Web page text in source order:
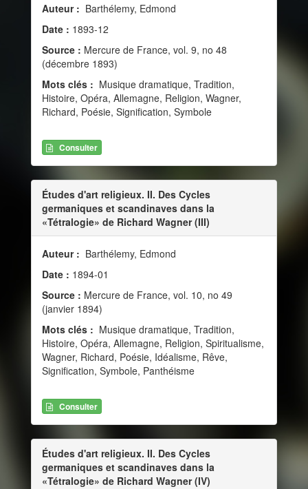
Auteur : Barthélemy, Edmond
Date : 1893-12
Source : Mercure de France, vol. 9, no 48
(décembre 1893)
Mots clés : Musique dramatique, Tradition,
Histoire, Opéra, Allemagne, Religion, Wagner,
Richard, Poésie, Signification, Symbole
Consulter
Études d'art religieux. II. Des Cycles
germaniques et scandinaves dans la
«Tétralogie» de Richard Wagner (III)
Auteur : Barthélemy, Edmond
Date : 1894-01
Source : Mercure de France, vol. 10, no 49
(janvier 1894)
Mots clés : Musique dramatique, Tradition,
Histoire, Opéra, Allemagne, Religion, Spiritualisme,
Wagner, Richard, Poésie, Idéalisme, Rêve,
Signification, Symbole, Panthéisme
Consulter
Études d'art religieux. II. Des Cycles
germaniques et scandinaves dans la
«Tétralogie» de Richard Wagner (IV)